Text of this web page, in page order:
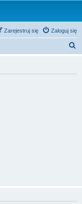
Zaloguj się
Zarejestruj się